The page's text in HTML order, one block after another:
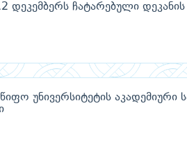
ჩატარებული დეკანის
უნივერსიტეტის აკადემიური